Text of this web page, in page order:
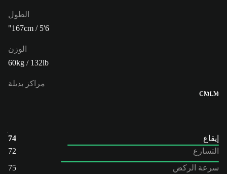
الطول
167cm / 5'6"
الوزن
60kg / 132lb
مراكز بديلة
LM
CM
إيقاع
74
التسارع
72
سرعة الركض
75